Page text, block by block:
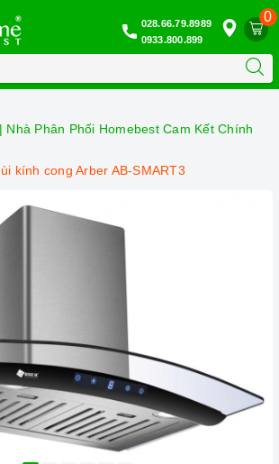
0
028.66.79.8989
0933.800.899
Nhà Phân Phối Homebest Cam Kết Chính
kính cong Arber AB-SMART3